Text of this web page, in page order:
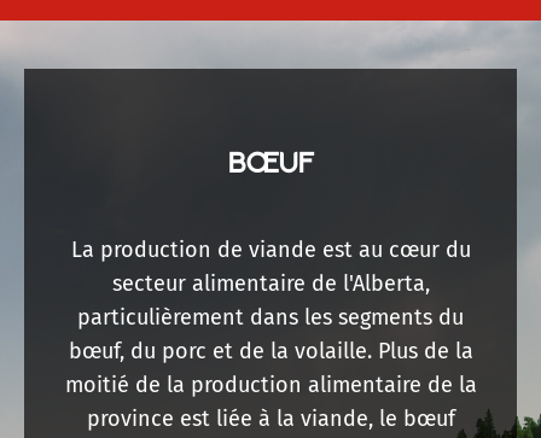
BŒUF
La production de viande est au cœur du
secteur alimentaire de l'Alberta,
particulièrement dans les segments du
bœuf, du porc et de la volaille. Plus de la
moitié de la production alimentaire de la
province est liée à la viande, le bœuf